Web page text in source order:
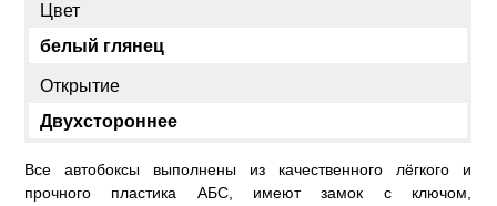
Цвет
белый глянец
Открытие
Двухстороннее
Все автобоксы выполнены из качественного лёгкого и
прочного пластика АБС, имеют замок с ключом,